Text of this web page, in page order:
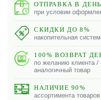
ОТПРАВКА В
при условии
СКИДКИ ДО 8%
накопительная
100% ВОЗВРАТ
по желанию клиента /
аналогичный товар
НАЛИЧИЕ 90%
ассортимента